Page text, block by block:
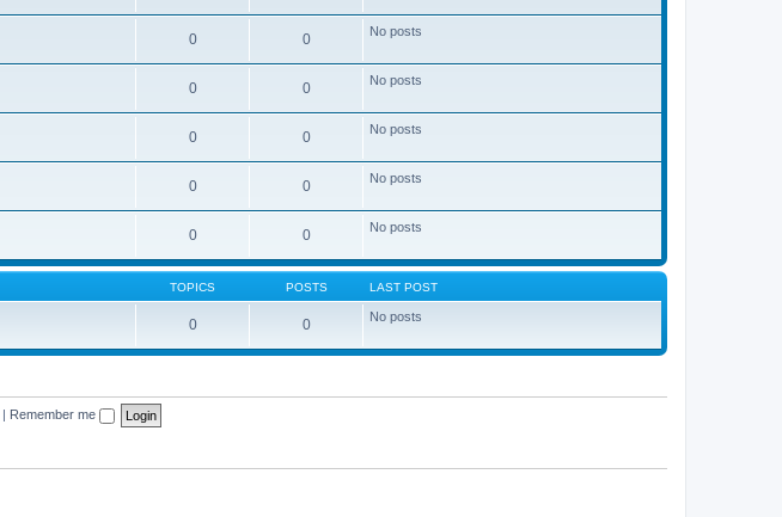
0 0 No posts
0 0 No posts
0 0 No posts
0 0 No posts
0 0 No posts
TOPICS POSTS LAST POST
0 0 No posts
| Remember me